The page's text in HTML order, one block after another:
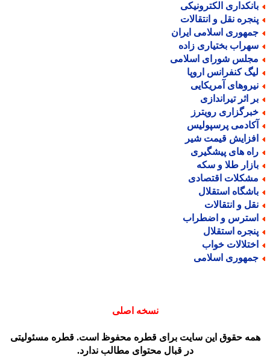
الکترونیکی
نقل و انتقالات
اسلامی ایران
بختیاری زاده
شورای اسلامی
کنفرانس اروپا
آمریکایی
اثر تیراندازی
رویترز
پرسپولیس
قیمت شیر
های پیشگیری
طلا و سکه
اقتصادی
استقلال
و انتقالات
و اضطراب
استقلال
خواب
اسلامی
نسخه اصلی
حقوق این سایت برای قطره محفوظ است. قطره مسئولیتی
در قبال محتوای مطالب ندارد.